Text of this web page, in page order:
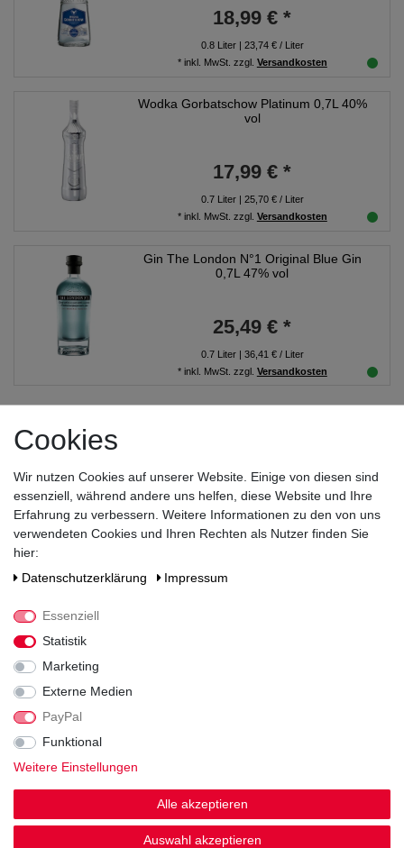
18,99 € *
0.8Liter| 23,74 € / Liter
* inkl. MwSt. zzgl. Versandkosten
Wodka Gorbatschow Platinum 0,7L 40%
vol
17,99 € *
0.7Liter| 25,70 € / Liter
* inkl. MwSt. zzgl. Versandkosten
Gin The London N°1 Original Blue Gin
0,7L 47% vol
25,49 € *
0.7Liter| 36,41 € / Liter
* inkl. MwSt. zzgl. Versandkosten
Zahlen Sie bequem per
Wir versenden mit
Cookies
Wir nutzen Cookies auf unserer Website. Einige von diesen sind
essenziell, während andere uns helfen, diese Website und Ihre
Erfahrung zu verbessern. Weitere Informationen zu den von uns
verwendeten Cookies und Ihren Rechten als Nutzer finden Sie
hier:
Daten­schutz­erklärung
Impressum
Essenziell
Statistik
Marketing
Externe Medien
PayPal
Funktional
Weitere Einstellungen
Alle akzeptieren
Auswahl akzeptieren